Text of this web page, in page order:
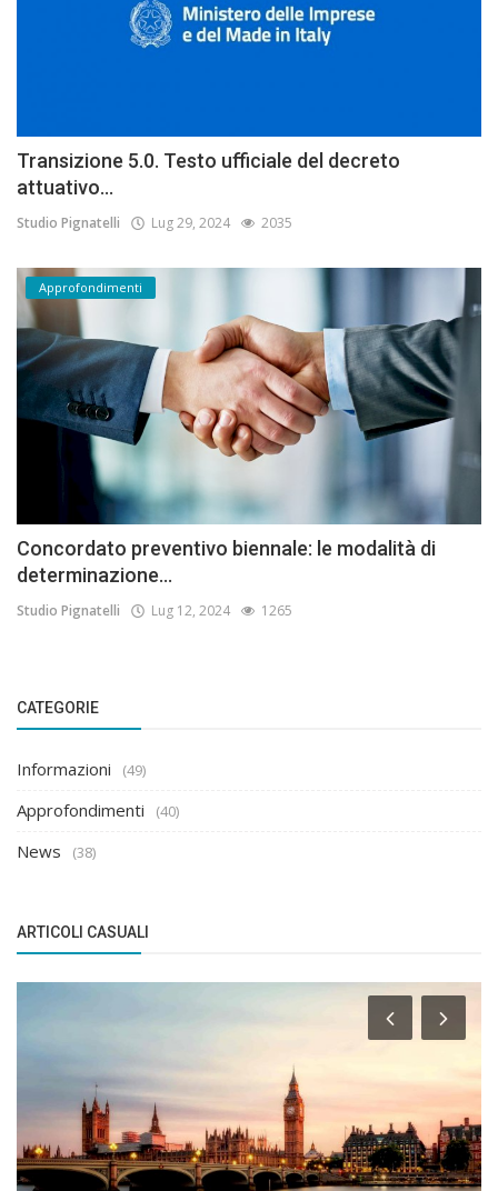
Transizione 5.0. Testo ufficiale del decreto
attuativo...
Studio Pignatelli Lug 29, 2024 2035
Approfondimenti
Concordato preventivo biennale: le modalità di
determinazione...
Studio Pignatelli Lug 12, 2024 1265
CATEGORIE
Informazioni (49)
Approfondimenti (40)
News (38)
ARTICOLI CASUALI